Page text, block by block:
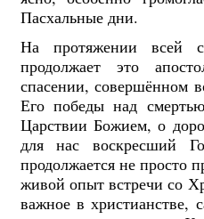
Пасхальные дни.
На протяжении всей
продолжает это
спасении, совершённом
Его победы над
Царствии Божием, о
для нас воскресший
продолжается не просто
живой опыт встречи со
важное в христианстве,